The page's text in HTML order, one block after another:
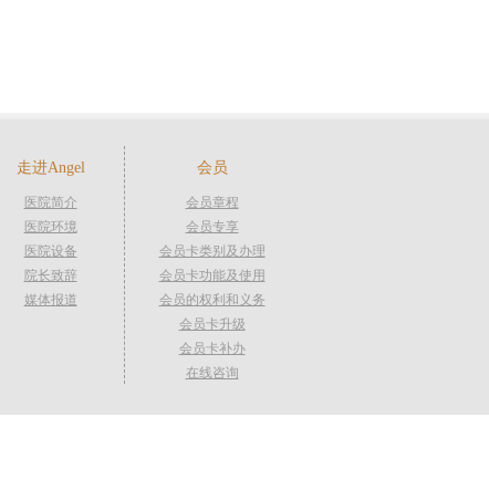
走进Angel
医院简介
医院环境
医院设备
院长致辞
媒体报道
会员
会员章程
会员专享
会员卡类别及办理
会员卡功能及使用
会员的权利和义务
会员卡升级
会员卡补办
在线咨询